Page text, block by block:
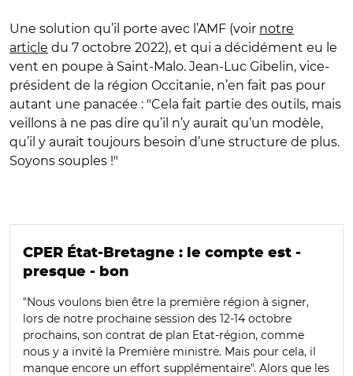
Une solution qu’il porte avec l’AMF (voir notre
article du 7 octobre 2022), et qui a décidément eu le
vent en poupe à Saint-Malo. Jean-Luc Gibelin, vice-
président de la région Occitanie, n’en fait pas pour
autant une panacée : "Cela fait partie des outils, mais
veillons à ne pas dire qu’il n’y aurait qu’un modèle,
qu’il y aurait toujours besoin d’une structure de plus.
Soyons souples !"
CPER État-Bretagne : le compte est -
presque - bon
"Nous voulons bien être la première région à signer,
lors de notre prochaine session des 12-14 octobre
prochains, son contrat de plan Etat-région, comme
nous y a invité la Première ministre. Mais pour cela, il
manque encore un effort supplémentaire". Alors que les